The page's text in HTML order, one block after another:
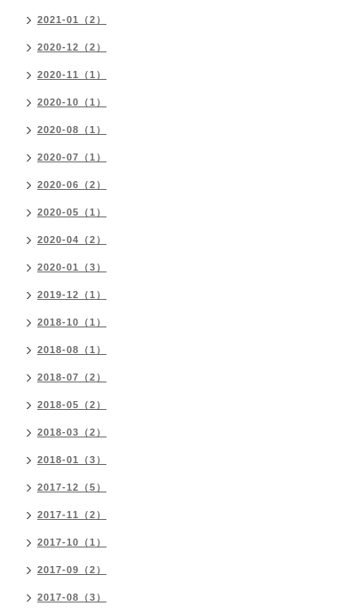
2021-01（2）
2020-12（2）
2020-11（1）
2020-10（1）
2020-08（1）
2020-07（1）
2020-06（2）
2020-05（1）
2020-04（2）
2020-01（3）
2019-12（1）
2018-10（1）
2018-08（1）
2018-07（2）
2018-05（2）
2018-03（2）
2018-01（3）
2017-12（5）
2017-11（2）
2017-10（1）
2017-09（2）
2017-08（3）